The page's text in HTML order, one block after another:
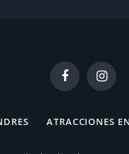
Facebook
ATRACCIONES